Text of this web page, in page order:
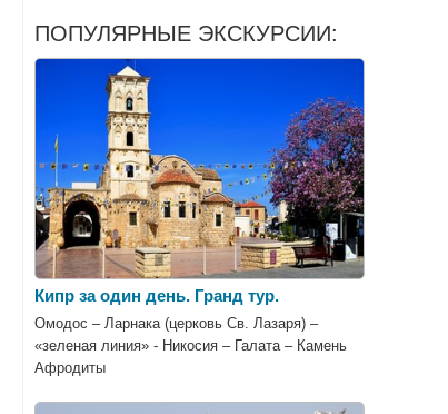
ПОПУЛЯРНЫЕ ЭКСКУРСИИ:
Кипр за один день. Гранд тур.
Омодос – Ларнака (церковь Св. Лазаря) –
«зеленая линия» - Никосия – Галата – Камень
Афродиты